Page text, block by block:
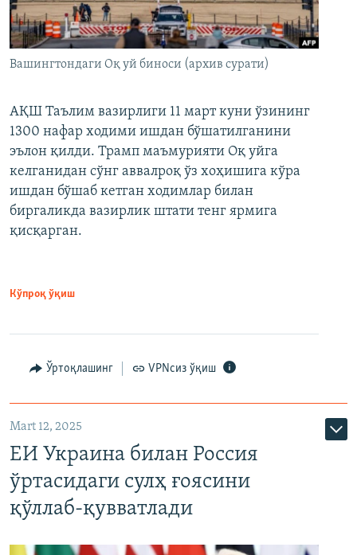
Вашингтондаги Оқ уй биноси (архив сурати)
АҚШ Таълим вазирлиги 11 март куни ўзининг
1300 нафар ходими ишдан бўшатилганини
эълон қилди. Трамп маъмурияти Оқ уйга
келганидан сўнг аввалроқ ўз хоҳишига кўра
ишдан бўшаб кетган ходимлар билан
биргаликда вазирлик штати тенг ярмига
қисқарган.
Кўпроқ ўқиш
Ўртоқлашинг VPNсиз ўқиш
Mart 12, 2025
ЕИ Украина билан Россия
ўртасидаги сулҳ ғоясини
қўллаб-қувватлади